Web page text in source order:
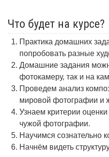
Что будет на курсе?
Практика домашних
попробовать разные
Домашние задания
фотокамеру, так и на
Проведем анализ
мировой фотографии и
Узнаем критерии
чужой фотографии.
Научимся сознательно
Начнём видеть